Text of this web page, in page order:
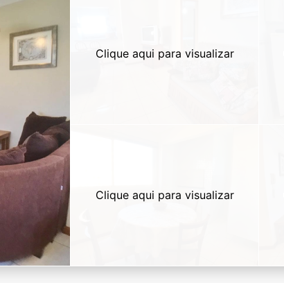
Clique aqui para visualizar
Clique aqui para visualizar